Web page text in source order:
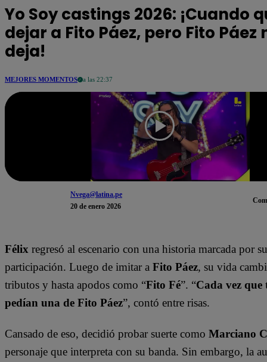
Yo Soy castings 2026: ¡Cuando
dejar a Fito Páez, pero Fito Páez
deja!
MEJORES MOMENTOS a las 22:37
Nvega@latina.pe
20 de enero 2026
Félix regresó al escenario con una historia marcada por
participación. Luego de imitar a Fito Páez, su vida
tributos y hasta apodos como “Fito Fé”. “Cada vez que
pedían una de Fito Páez”, contó entre risas.
Cansado de eso, decidió probar suerte como Marciano
personaje que interpreta con su banda. Sin embargo, la